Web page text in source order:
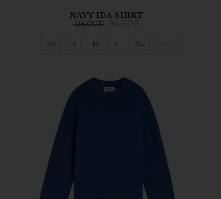
NAVY IDA SHIRT
135,00€ 94,50€
XS S M L XL